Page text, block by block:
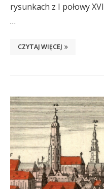
rysunkach z I połowy
…
CZYTAJ WIĘCEJ